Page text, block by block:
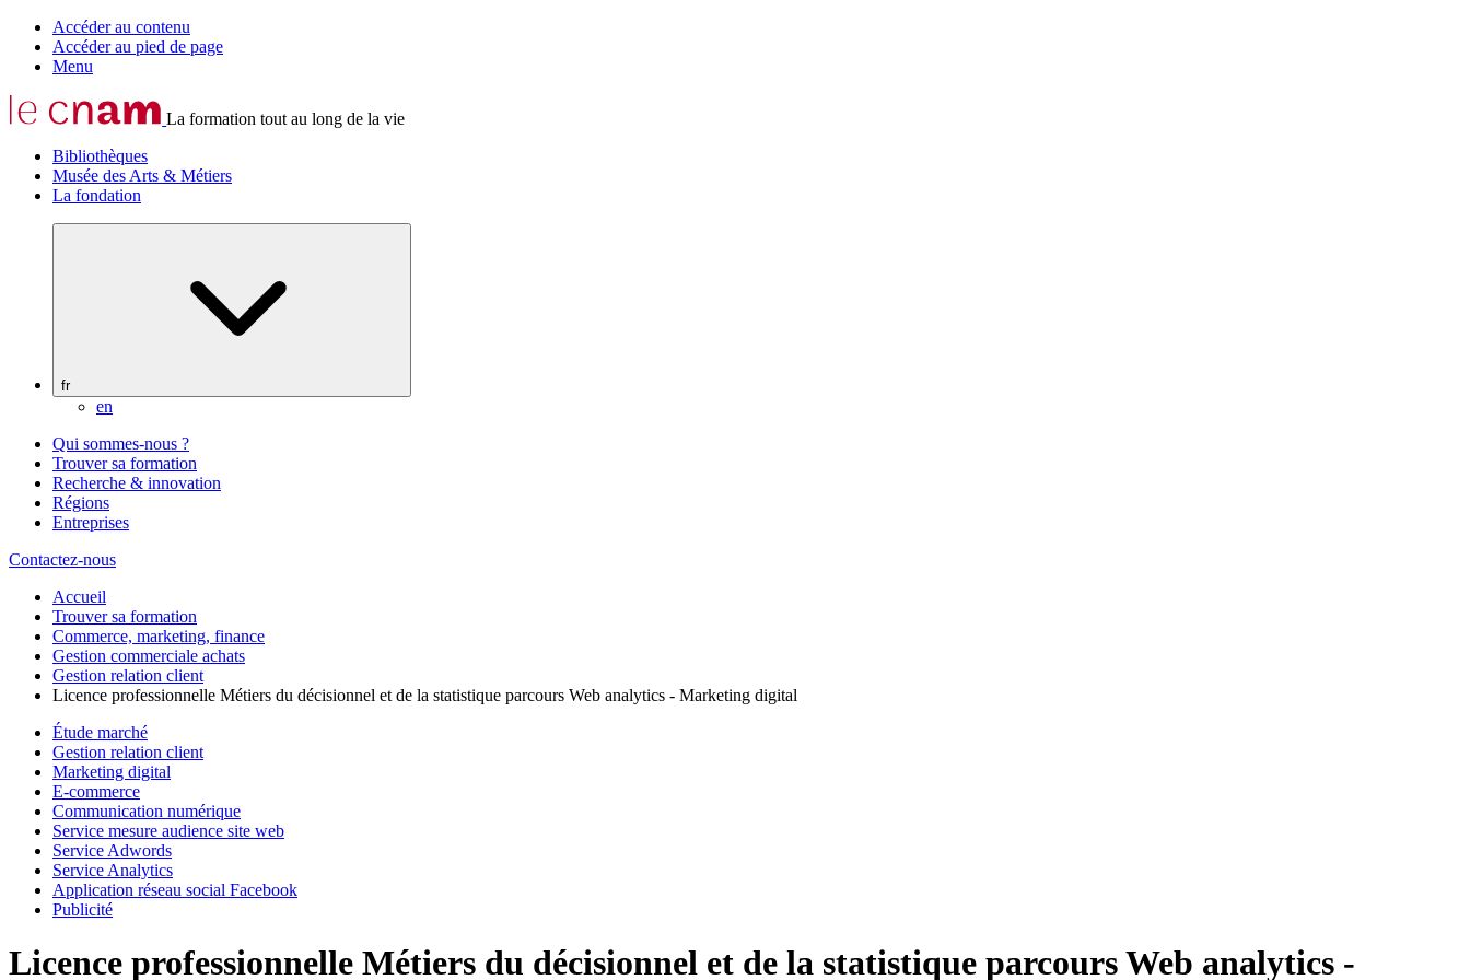
Accéder au contenu
Accéder au pied de page
Menu
La formation tout au long de la vie
Bibliothèques
Musée des Arts & Métiers
La fondation
fr
en
Qui sommes-nous ?
Trouver sa formation
Recherche & innovation
Régions
Entreprises
Contactez-nous
Accueil
Trouver sa formation
Commerce, marketing, finance
Gestion commerciale achats
Gestion relation client
Licence professionnelle Métiers du décisionnel et de la statistique parcours Web analytics - Marketing digital
Étude marché
Gestion relation client
Marketing digital
E-commerce
Communication numérique
Service mesure audience site web
Service Adwords
Service Analytics
Application réseau social Facebook
Publicité
Licence professionnelle Métiers du décisionnel et de la statistique parcours Web analytics -